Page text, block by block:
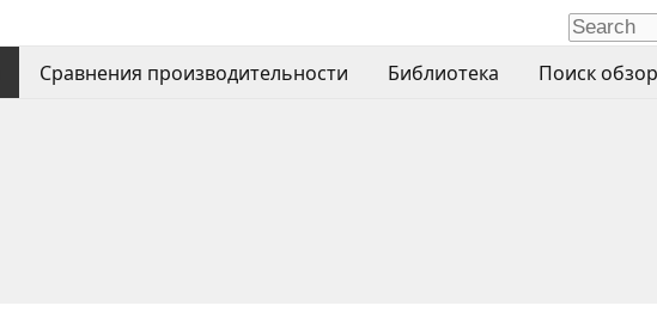
Сравнения производительности Библиотека Поиск